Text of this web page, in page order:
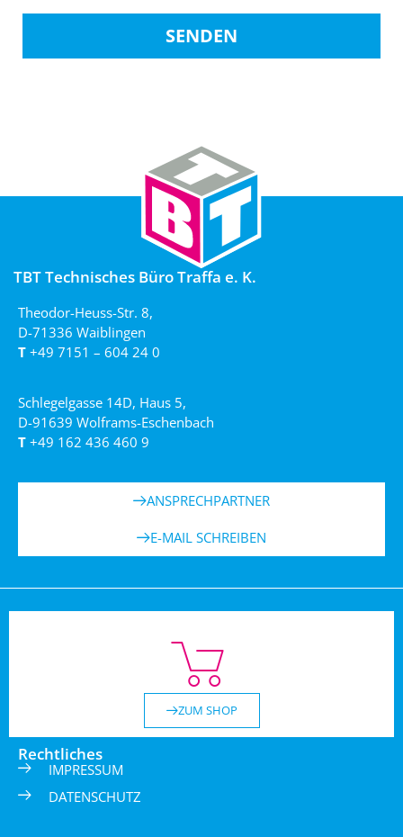
SENDEN
TBT Technisches Büro Traffa e. K.
Theodor-Heuss-Str. 8,
D-71336 Waiblingen
T +49 7151 – 604 24 0
Schlegelgasse 14D, Haus 5,
D-91639 Wolframs-Eschenbach
T +49 162 436 460 9
ANSPRECHPARTNER
E-MAIL SCHREIBEN
ZUM SHOP
Rechtliches
IMPRESSUM
DATENSCHUTZ